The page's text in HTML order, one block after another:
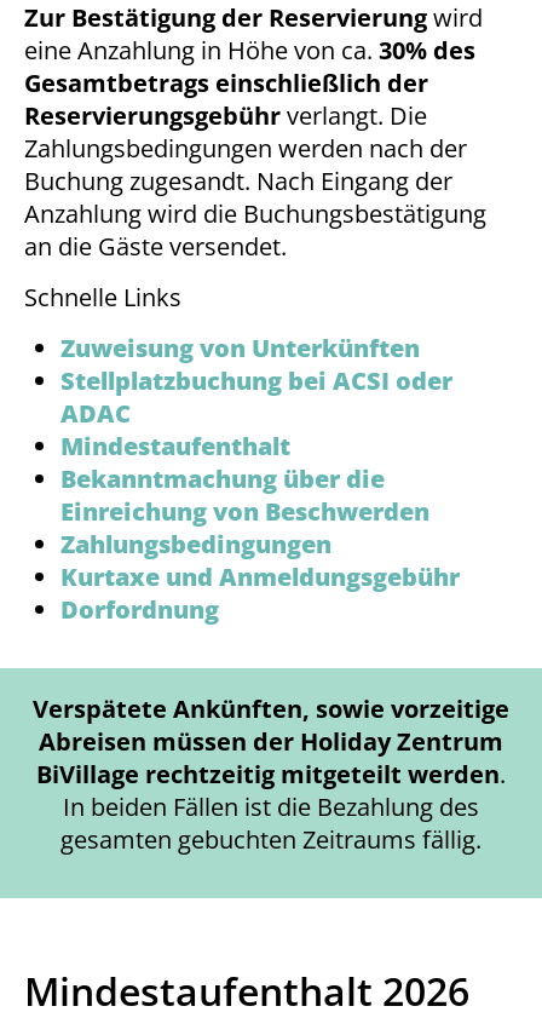
Zur Bestätigung der Reservierungwird
eine Anzahlung in Höhe von ca. 30% des
Gesamtbetrags einschließlich der
Reservierungsgebührverlangt. Die
Zahlungsbedingungen werden nach der
Buchung zugesandt. Nach Eingang der
Anzahlung wird die Buchungsbestätigung
an die Gäste versendet.
Schnelle Links
Zuweisung von Unterkünften
Stellplatzbuchung bei ACSI oder
ADAC
Mindestaufenthalt
Bekanntmachung über die
Einreichung von Beschwerden
Zahlungsbedingungen
Kurtaxe und Anmeldungsgebühr
Dorfordnung
Verspätete Ankünften, sowie vorzeitige
Abreisen müssen der Holiday Zentrum
BiVillage rechtzeitig mitgeteilt werden.
In beiden Fällen ist die Bezahlung des
gesamten gebuchten Zeitraums fällig.
Mindestaufenthalt 2026